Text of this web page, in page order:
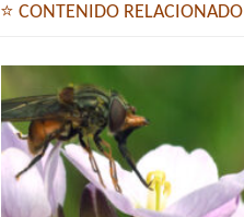
⭐ CONTENIDO RELACIONADO